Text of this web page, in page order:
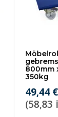
800mm
350kg
49,44
(58,83